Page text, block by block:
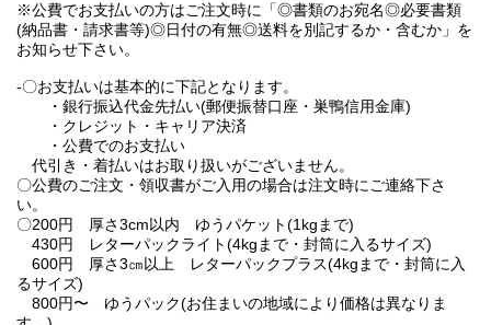
※公費でお支払いの方はご注文時に「◎書類のお宛名◎必要書類
(納品書・請求書等)◎日付の有無◎送料を別記するか・含むか」を
お知らせ下さい。
-〇お支払いは基本的に下記となります。
・銀行振込代金先払い(郵便振替口座・巣鴨信用金庫)
・クレジット・キャリア決済
・公費でのお支払い
代引き・着払いはお取り扱いがございません。
〇公費のご注文・領収書がご入用の場合は注文時にご連絡下さ
い。
〇200円 厚さ3cm以内 ゆうパケット(1kgまで)
430円 レターパックライト(4kgまで・封筒に入るサイズ)
600円 厚さ3㎝以上 レターパックプラス(4kgまで・封筒に入
るサイズ)
800円〜 ゆうパック(お住まいの地域により価格は異なりま